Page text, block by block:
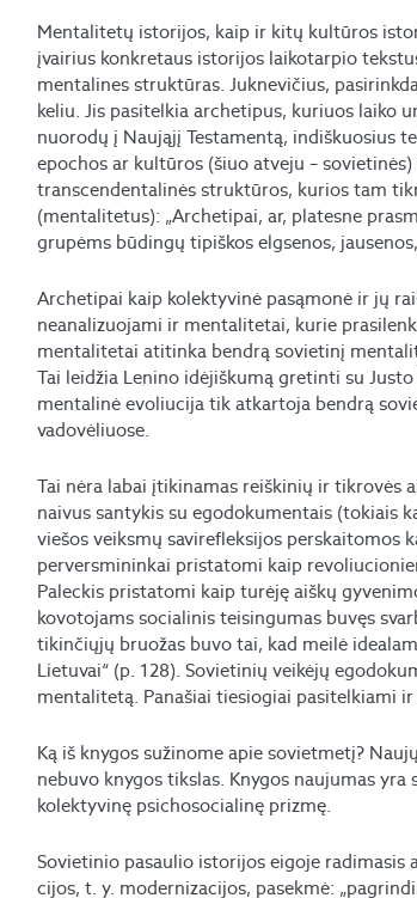
Mentalitetų istorijos, kaip ir kitų kultūros
įvairius konkretaus istorijos laikotarpio
mentalines struktūras. Juknevičius,
keliu. Jis pasitelkia archetipus, kuriuos laiko
nuorodų į Naująjį Testamentą, indiškuosius
epochos ar kultūros (šiuo atveju –
transcendentalinės struktūros, kurios tam
(mentalitetus): „Archetipai, ar, platesne
grupėms būdingų tipiškos elgsenos,
Archetipai kaip kolektyvinė pasąmonė ir jų
neanalizuojami ir mentalitetai, kurie
mentalitetai atitinka bendrą sovietinį
Tai leidžia Lenino idėjiškumą gretinti su
mentalinė evoliucija tik atkartoja bendrą
vadovėliuose.
Tai nėra labai įtikinamas reiškinių ir tikrovės
naivus santykis su egodokumentais (tokiais
viešos veiksmų savirefleksijos perskaitomos
perversmininkai pristatomi kaip
Paleckis pristatomi kaip turėję aiškų
kovotojams socialinis teisingumas buvęs
tikinčiųjų bruožas buvo tai, kad meilė
Lietuvai“ (p. 128). Sovietinių veikėjų
mentalitetą. Panašiai tiesiogiai pasitelkiami
Ką iš knygos sužinome apie sovietmetį?
nebuvo knygos tikslas. Knygos naujumas
kolektyvinę psichosocialinę prizmę.
Sovietinio pasaulio istorijos eigoje
cijos, t. y. modernizacijos, pasekmė: